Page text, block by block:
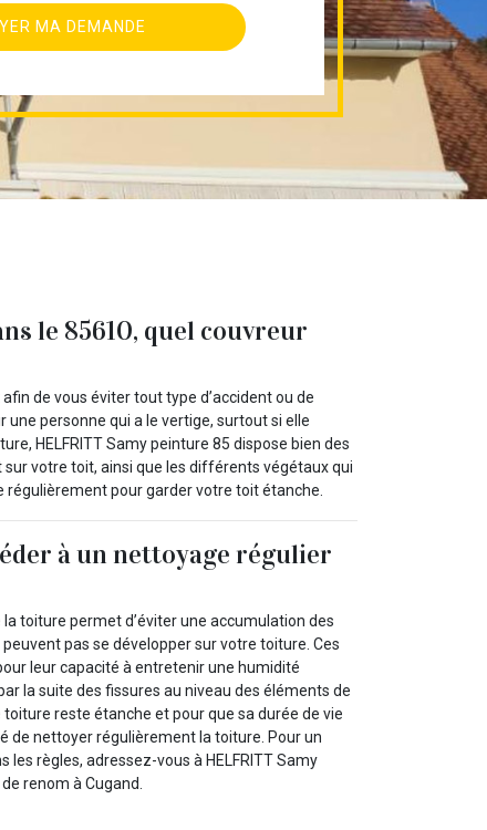
le 85610, quel couvreur
de vous éviter tout type d’accident ou de
personne qui a le vertige, surtout si elle
HELFRITT Samy peinture 85 dispose bien des
votre toit, ainsi que les différents végétaux qui
pour garder votre toit étanche.
à un nettoyage régulier
toiture permet d’éviter une accumulation des
pas se développer sur votre toiture. Ces
leur capacité à entretenir une humidité
la suite des fissures au niveau des éléments de
toiture reste étanche et pour que sa durée de vie
de nettoyer régulièrement la toiture. Pour un
les règles, adressez-vous à HELFRITT Samy
renom à Cugand.